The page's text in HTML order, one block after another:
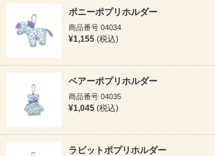
ポニーポプリホルダー
商品番号 04034
¥1,155 (税込)
ベアーポプリホルダー
商品番号 04035
¥1,045 (税込)
ラビットポプリホルダー